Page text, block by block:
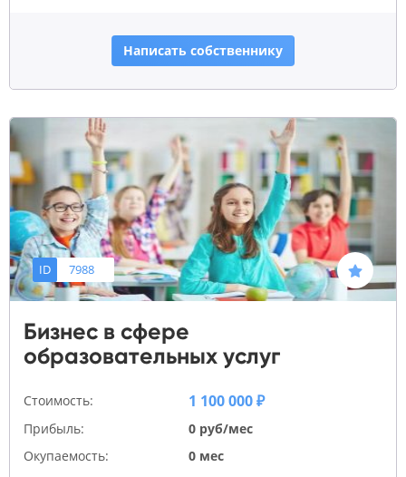
Написать собственнику
ID 7988
Бизнес в сфере
образовательных услуг
Стоимость: 1 100 000 ₽
Прибыль:
0 руб/мес
Окупаемость:
0 мес